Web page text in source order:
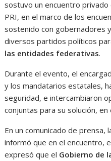
sostuvo un encuentro
PRI, en el marco de los
sostenido con gobernadores
diversos partidos políticos
las entidades federativas.
Durante el evento, el
y los mandatarios estatales,
seguridad, e intercambiaron
conjuntas para su solución,
En un comunicado de prensa,
informó que en el encuentro,
expresó que el Gobierno de